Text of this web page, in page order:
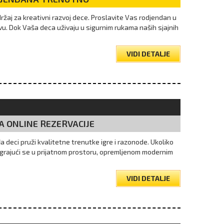
za kreativni razvoj dece. Proslavite Vas rodjendan u
Dok Vaša deca uživaju u sigurnim rukama naših sjajnih
VIDI DETALJE
ONLINE REZERVACIJE
deci pruži kvalitetne trenutke igre i razonode. Ukoliko
se u prijatnom prostoru, opremljenom modernim
VIDI DETALJE